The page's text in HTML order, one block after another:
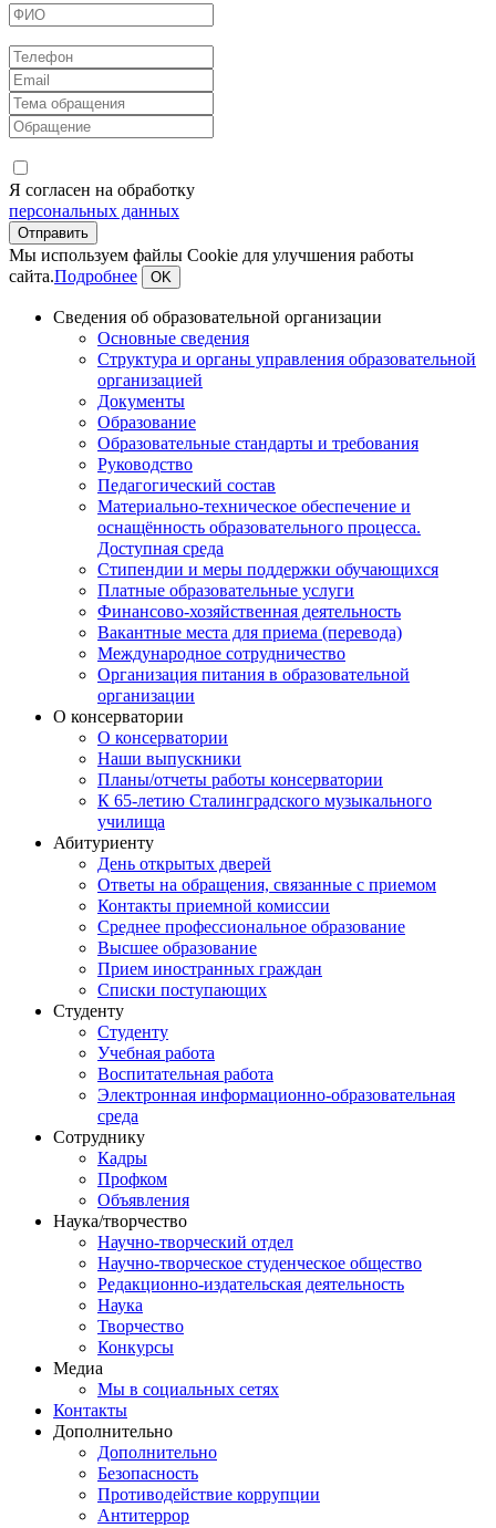
Я согласен на обработку
персональных данных
Мы используем файлы Cookie для улучшения работы
сайта.Подробнее OK
Сведения об образовательной организации
Основные сведения
Структура и органы управления образовательной
организацией
Документы
Образование
Образовательные стандарты и требования
Руководство
Педагогический состав
Материально-техническое обеспечение и
оснащённость образовательного процесса.
Доступная среда
Стипендии и меры поддержки обучающихся
Платные образовательные услуги
Финансово-хозяйственная деятельность
Вакантные места для приема (перевода)
Международное сотрудничество
Организация питания в образовательной
организации
О консерватории
О консерватории
Наши выпускники
Планы/отчеты работы консерватории
К 65-летию Сталинградского музыкального
училища
Абитуриенту
День открытых дверей
Ответы на обращения, связанные с приемом
Контакты приемной комиссии
Среднее профессиональное образование
Высшее образование
Прием иностранных граждан
Списки поступающих
Студенту
Студенту
Учебная работа
Воспитательная работа
Электронная информационно-образовательная
среда
Сотруднику
Кадры
Профком
Объявления
Наука/творчество
Научно-творческий отдел
Научно-творческое студенческое общество
Редакционно-издательская деятельность
Наука
Творчество
Конкурсы
Медиа
Мы в социальных сетях
Контакты
Дополнительно
Дополнительно
Безопасность
Противодействие коррупции
Антитеррор